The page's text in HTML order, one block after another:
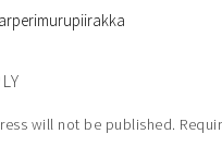
will not be published.